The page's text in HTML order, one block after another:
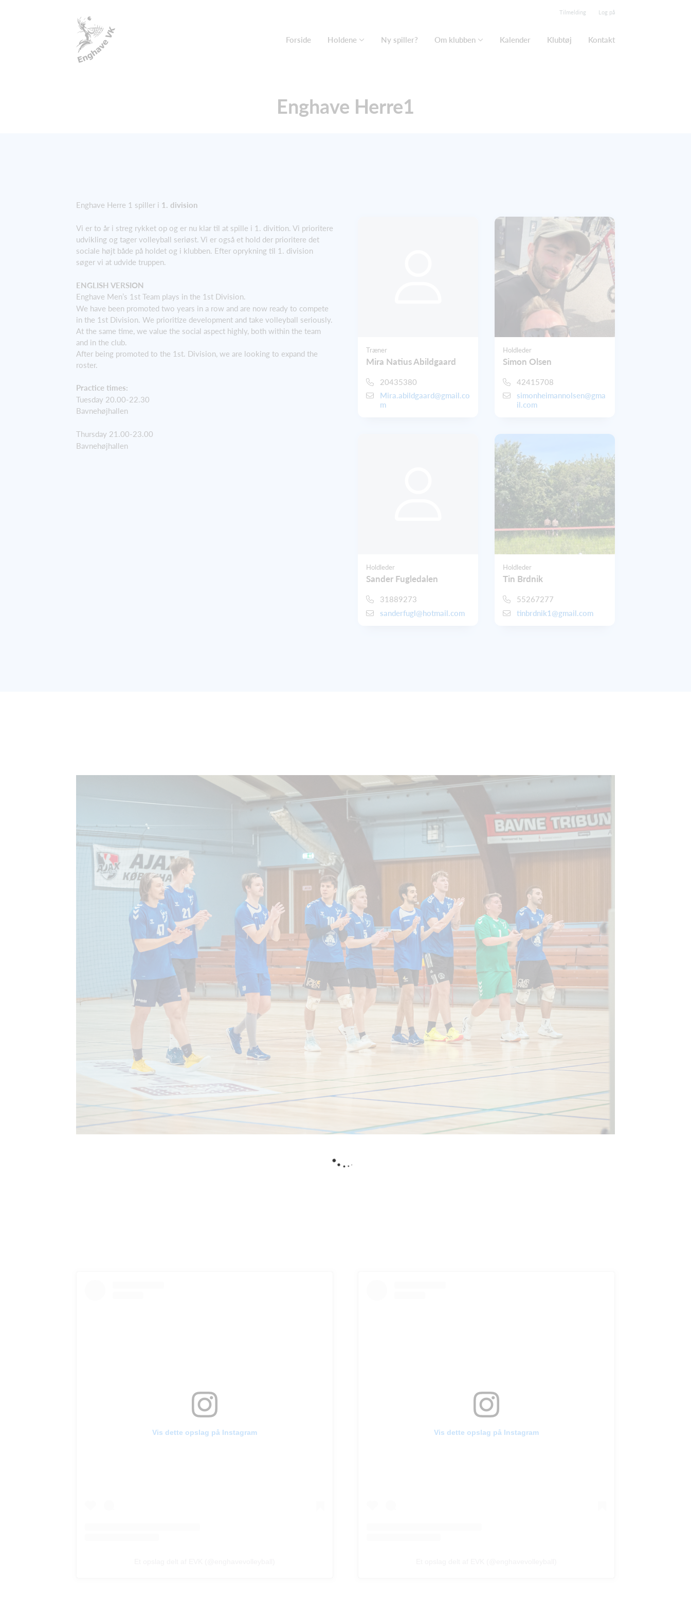
Tilmelding Log på
Forside Holdene Ny spiller? Om klubben Kalender Klubtøj Kontakt
Enghave Herre1
Enghave Herre 1 spiller i 1. division
Vi er to år i streg rykket op og er nu klar til at spille i 1. divition. Vi prioritere
udvikling og tager volleyball seriøst. Vi er også et hold der prioritere det
sociale højt både på holdet og i klubben. Efter oprykning til 1. division
søger vi at udvide truppen.
ENGLISH VERSION
Enghave Men’s 1st Team plays in the 1st Division.
We have been promoted two years in a row and are now ready to compete
in the 1st Division. We prioritize development and take volleyball seriously.
At the same time, we value the social aspect highly, both within the team
and in the club.
After being promoted to the 1st. Division, we are looking to expand the
roster.
Practice times:
Tuesday 20.00-22.30
Bavnehøjhallen
Thursday 21.00-23.00
Bavnehøjhallen
Træner
Mira Natius Abildgaard
20435380
Mira.abildgaard@gmail.co
m
Holdleder
Simon Olsen
42415708
simonheimannolsen@gma
il.com
Holdleder
Sander Fugledalen
31889273
sanderfugl@hotmail.com
Holdleder
Tin Brdnik
55267277
tinbrdnik1@gmail.com
Vis dette opslag på Instagram Vis dette opslag på Instagram